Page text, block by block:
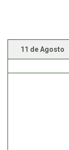
11 de Agosto